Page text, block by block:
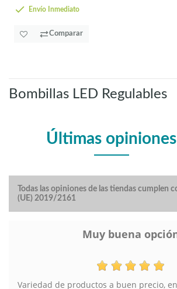
Envío Inmediato
Comparar
Bombillas LED Regulables
Últimas opiniones
Todas las opiniones de las tiendas cumplen
(UE) 2019/2161
Muy buena
Variedad de productos a buen precio,